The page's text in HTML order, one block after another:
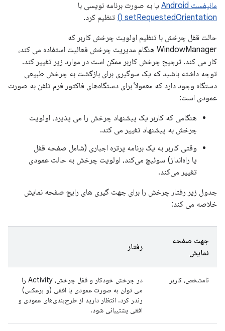
مانیفست Android
یا به صورت برنامه نویسی با
setRequestedOrientation ()
تنظیم کرد.
حالت قفل چرخش با تنظیم اولویت چرخش کاربر که
WindowManager هنگام مدیریت چرخش فعالیت استفاده می کند،
کار می کند. ترجیح چرخش کاربر ممکن است در موارد زیر تغییر کند.
توجه داشته باشید که یک سوگیری برای بازگشت به چرخش طبیعی
دستگاه وجود دارد که معمولاً برای دستگاه‌های فاکتور فرم تلفن به صورت
عمودی است:
هنگامی که کاربر یک پیشنهاد چرخش را می پذیرد، اولویت
چرخش به پیشنهاد تغییر می کند.
وقتی کاربر به یک برنامه پرتره اجباری (شامل صفحه قفل
یا راه‌انداز) سوئیچ می‌کند، اولویت چرخش به حالت عمودی
تغییر می‌کند.
جدول زیر رفتار چرخش را برای جهت گیری های رایج صفحه نمایش
خلاصه می کند:
جهت صفحه
نمایش
رفتار
نامشخص، کاربر
در چرخش خودکار و قفل چرخش، Activity را
می توان به صورت عمودی یا افقی (و برعکس)
رندر کرد. انتظار دارید از طرح‌بندی‌های عمودی و
افقی پشتیبانی شود.